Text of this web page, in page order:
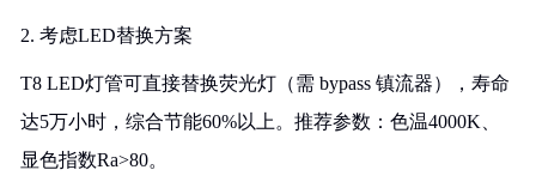
2. 考虑LED替换方案
T8 LED灯管可直接替换荧光灯（需 bypass 镇流器），寿命
达5万小时，综合节能60%以上。推荐参数：色温4000K、
显色指数Ra>80。